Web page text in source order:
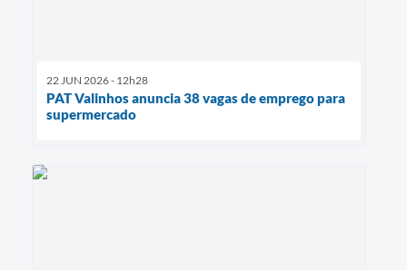
22 JUN 2026 - 12h28
PAT Valinhos anuncia 38 vagas de emprego para
supermercado